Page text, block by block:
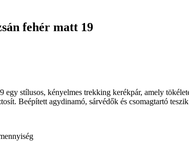
fehér matt 19
stílusos, kényelmes trekking kerékpár, amely
Beépített agydinamó, sárvédők és csomagtartó